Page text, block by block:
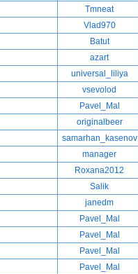
Tmneat
Vlad970
Batut
azart
universal_liliya
vsevolod
Pavel_Mal
originalbeer
samarhan_kasenov
manager
Roxana2012
Salik
janedm
Pavel_Mal
Pavel_Mal
Pavel_Mal
Pavel_Mal